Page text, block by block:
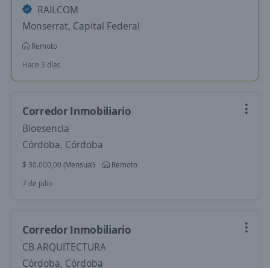
RAILCOM
Monserrat, Capital Federal
Remoto
Hace 3 días
Corredor Inmobiliario
Bioesencia
Córdoba, Córdoba
$ 30.000,00 (Mensual)
Remoto
7 de julio
Corredor Inmobiliario
CB ARQUITECTURA
Córdoba, Córdoba